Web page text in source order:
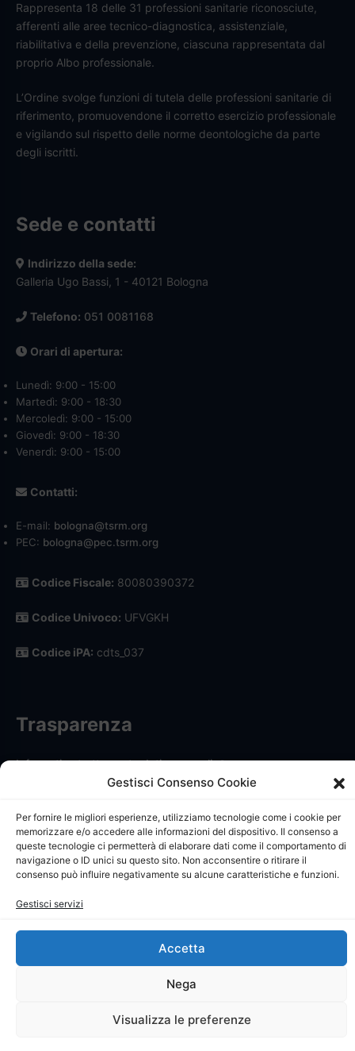
Gestisci Consenso Cookie
Per fornire le migliori esperienze, utilizziamo tecnologie come i cookie per
memorizzare e/o accedere alle informazioni del dispositivo. Il consenso a
queste tecnologie ci permetterà di elaborare dati come il comportamento di
navigazione o ID unici su questo sito. Non acconsentire o ritirare il
consenso può influire negativamente su alcune caratteristiche e funzioni.
Gestisci servizi
Accetta
Nega
Visualizza le preferenze
Rappresenta 18 delle 31 professioni sanitarie riconosciute,
afferenti alle aree tecnico-diagnostica, assistenziale,
riabilitativa e della prevenzione, ciascuna rappresentata dal
proprio Albo professionale.
L’Ordine svolge funzioni di tutela delle professioni sanitarie di
riferimento, promuovendone il corretto esercizio professionale
e vigilando sul rispetto delle norme deontologiche da parte
degli iscritti.
Sede e contatti
Indirizzo della sede:
Galleria Ugo Bassi, 1 - 40121 Bologna
Telefono: 051 0081168
Orari di apertura:
Lunedì: 9:00 - 15:00
Martedì: 9:00 - 18:30
Mercoledì: 9:00 - 15:00
Giovedì: 9:00 - 18:30
Venerdì: 9:00 - 15:00
Contatti:
E-mail: bologna@tsrm.org
PEC: bologna@pec.tsrm.org
Codice Fiscale: 80080390372
Codice Univoco: UFVGKH
Codice iPA: cdts_037
Trasparenza
Informativa trattamento dati personali
Cookie Policy
Dichiarazione di accessibilità
Whistleblowing
Ricerca iscritti